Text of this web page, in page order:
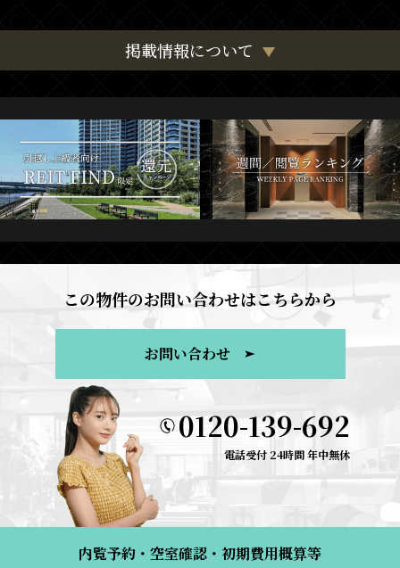
掲載情報について
この物件のお問い合わせはこちらから
お問い合わせ
0120-139-692
電話受付 24時間 年中無休
内覧予約・空室確認・初期費用概算等